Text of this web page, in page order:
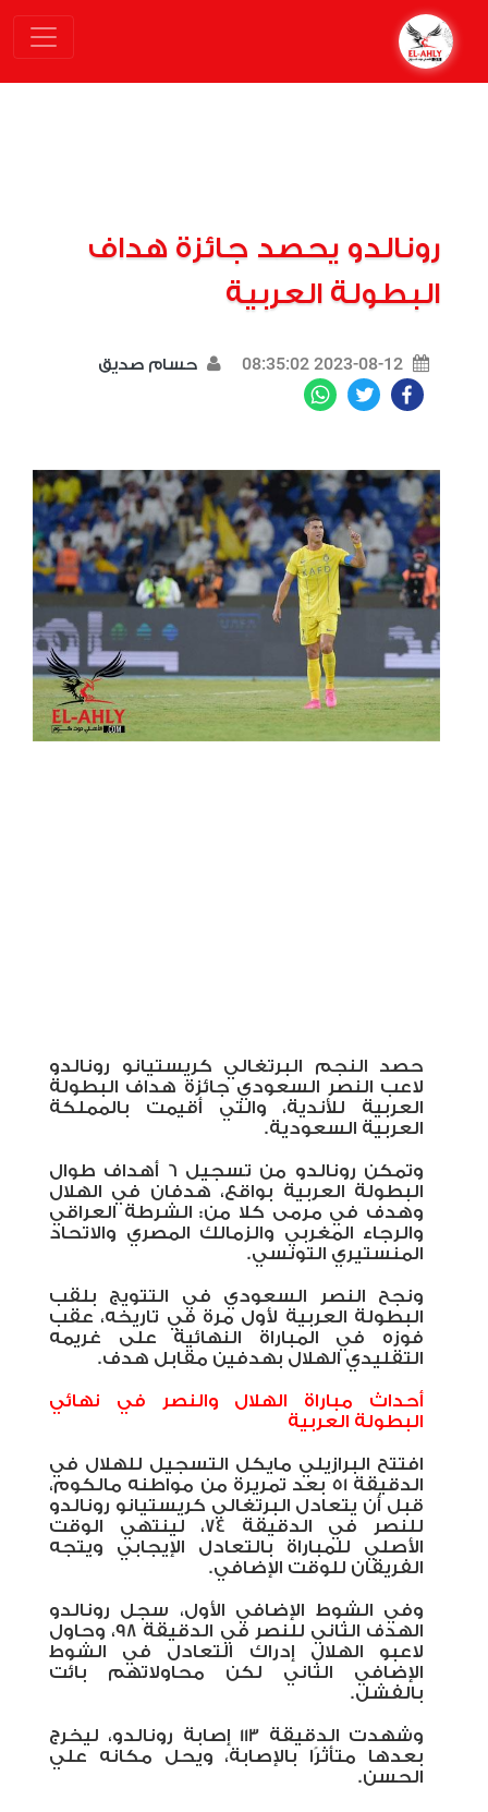
رونالدو يحصد جائزة هداف
البطولة العربية
2023-08-12 08:35:02 حسام صديق
Facebook
Twitter
حصد النجم البرتغالي كريستيانو رونالدو
لاعب النصر السعودي جائزة هداف البطولة
العربية للأندية، والتي أقيمت بالمملكة
العربية السعودية.
وتمكن رونالدو من تسجيل 6 أهداف طوال
البطولة العربية بواقع، هدفان في الهلال
وهدف في مرمى كلا من: الشرطة العراقي
والرجاء المغربي والزمالك المصري والاتحاد
المنستيري التونسي.
ونجح النصر السعودي في التتويج بلقب
البطولة العربية لأول مرة في تاريخه، عقب
فوزه في المباراة النهائية على غريمه
التقليدي الهلال بهدفين مقابل هدف.
أحداث مباراة الهلال والنصر في نهائي
البطولة العربية
افتتح البرازيلي مايكل التسجيل للهلال في
الدقيقة 51 بعد تمريرة من مواطنه مالكوم،
قبل أن يتعادل البرتغالي كريستيانو رونالدو
للنصر في الدقيقة 74، لينتهي الوقت
الأصلي للمباراة بالتعادل الإيجابي ويتجه
الفريقان للوقت الإضافي.
وفي الشوط الإضافي الأول، سجل رونالدو
الهدف الثاني للنصر في الدقيقة 98، وحاول
لاعبو الهلال إدراك التعادل في الشوط
الإضافي الثاني لكن محاولاتهم بائت
بالفشل.
وشهدت الدقيقة 113 إصابة رونالدو، ليخرج
بعدها متأثرًا بالإصابة، ويحل مكانه علي
الحسن.